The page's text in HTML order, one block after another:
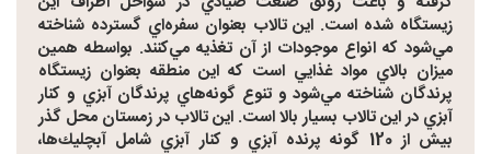
زيستگاه شده است. اين تالاب بعنوان سفره‌اي گسترده شناخته
مي‌شود كه انواع موجودات از آن تغذيه مي‌كنند. بواسطه همين
ميزان بالاي مواد غذايي است كه اين منطقه بعنوان زيستگاه
پرندگان شناخته مي‌شود و تنوع گونه‌هاي پرندگان آبزي و كنار
آبزي در اين تالاب بسيار بالا است. اين تالاب در زمستان محل گذر
بيش از 120 گونه پرنده آبزي و كنار آبزي شامل آبچليك‌ها،